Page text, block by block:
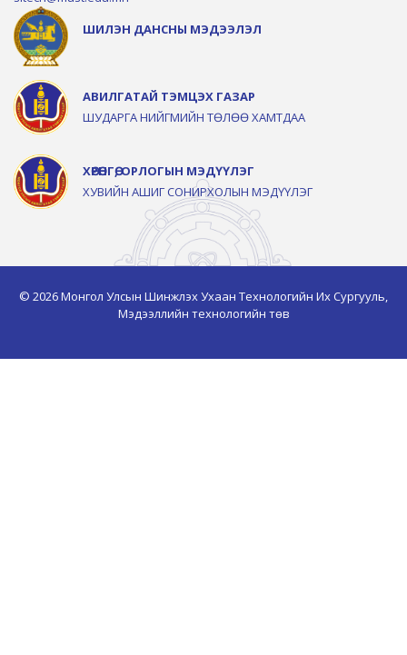
ШИЛЭН ДАНСНЫ МЭДЭЭЛЭЛ
АВИЛГАТАЙ ТЭМЦЭХ ГАЗАР
ШУДАРГА НИЙГМИЙН ТӨЛӨӨ ХАМТДАА
ХӨРӨНГӨ, ОРЛОГЫН МЭДҮҮЛЭГ
ХУВИЙН АШИГ СОНИРХОЛЫН МЭДҮҮЛЭГ
© 2026 Монгол Улсын Шинжлэх Ухаан Технологийн Их Сургууль,
Мэдээллийн технологийн төв